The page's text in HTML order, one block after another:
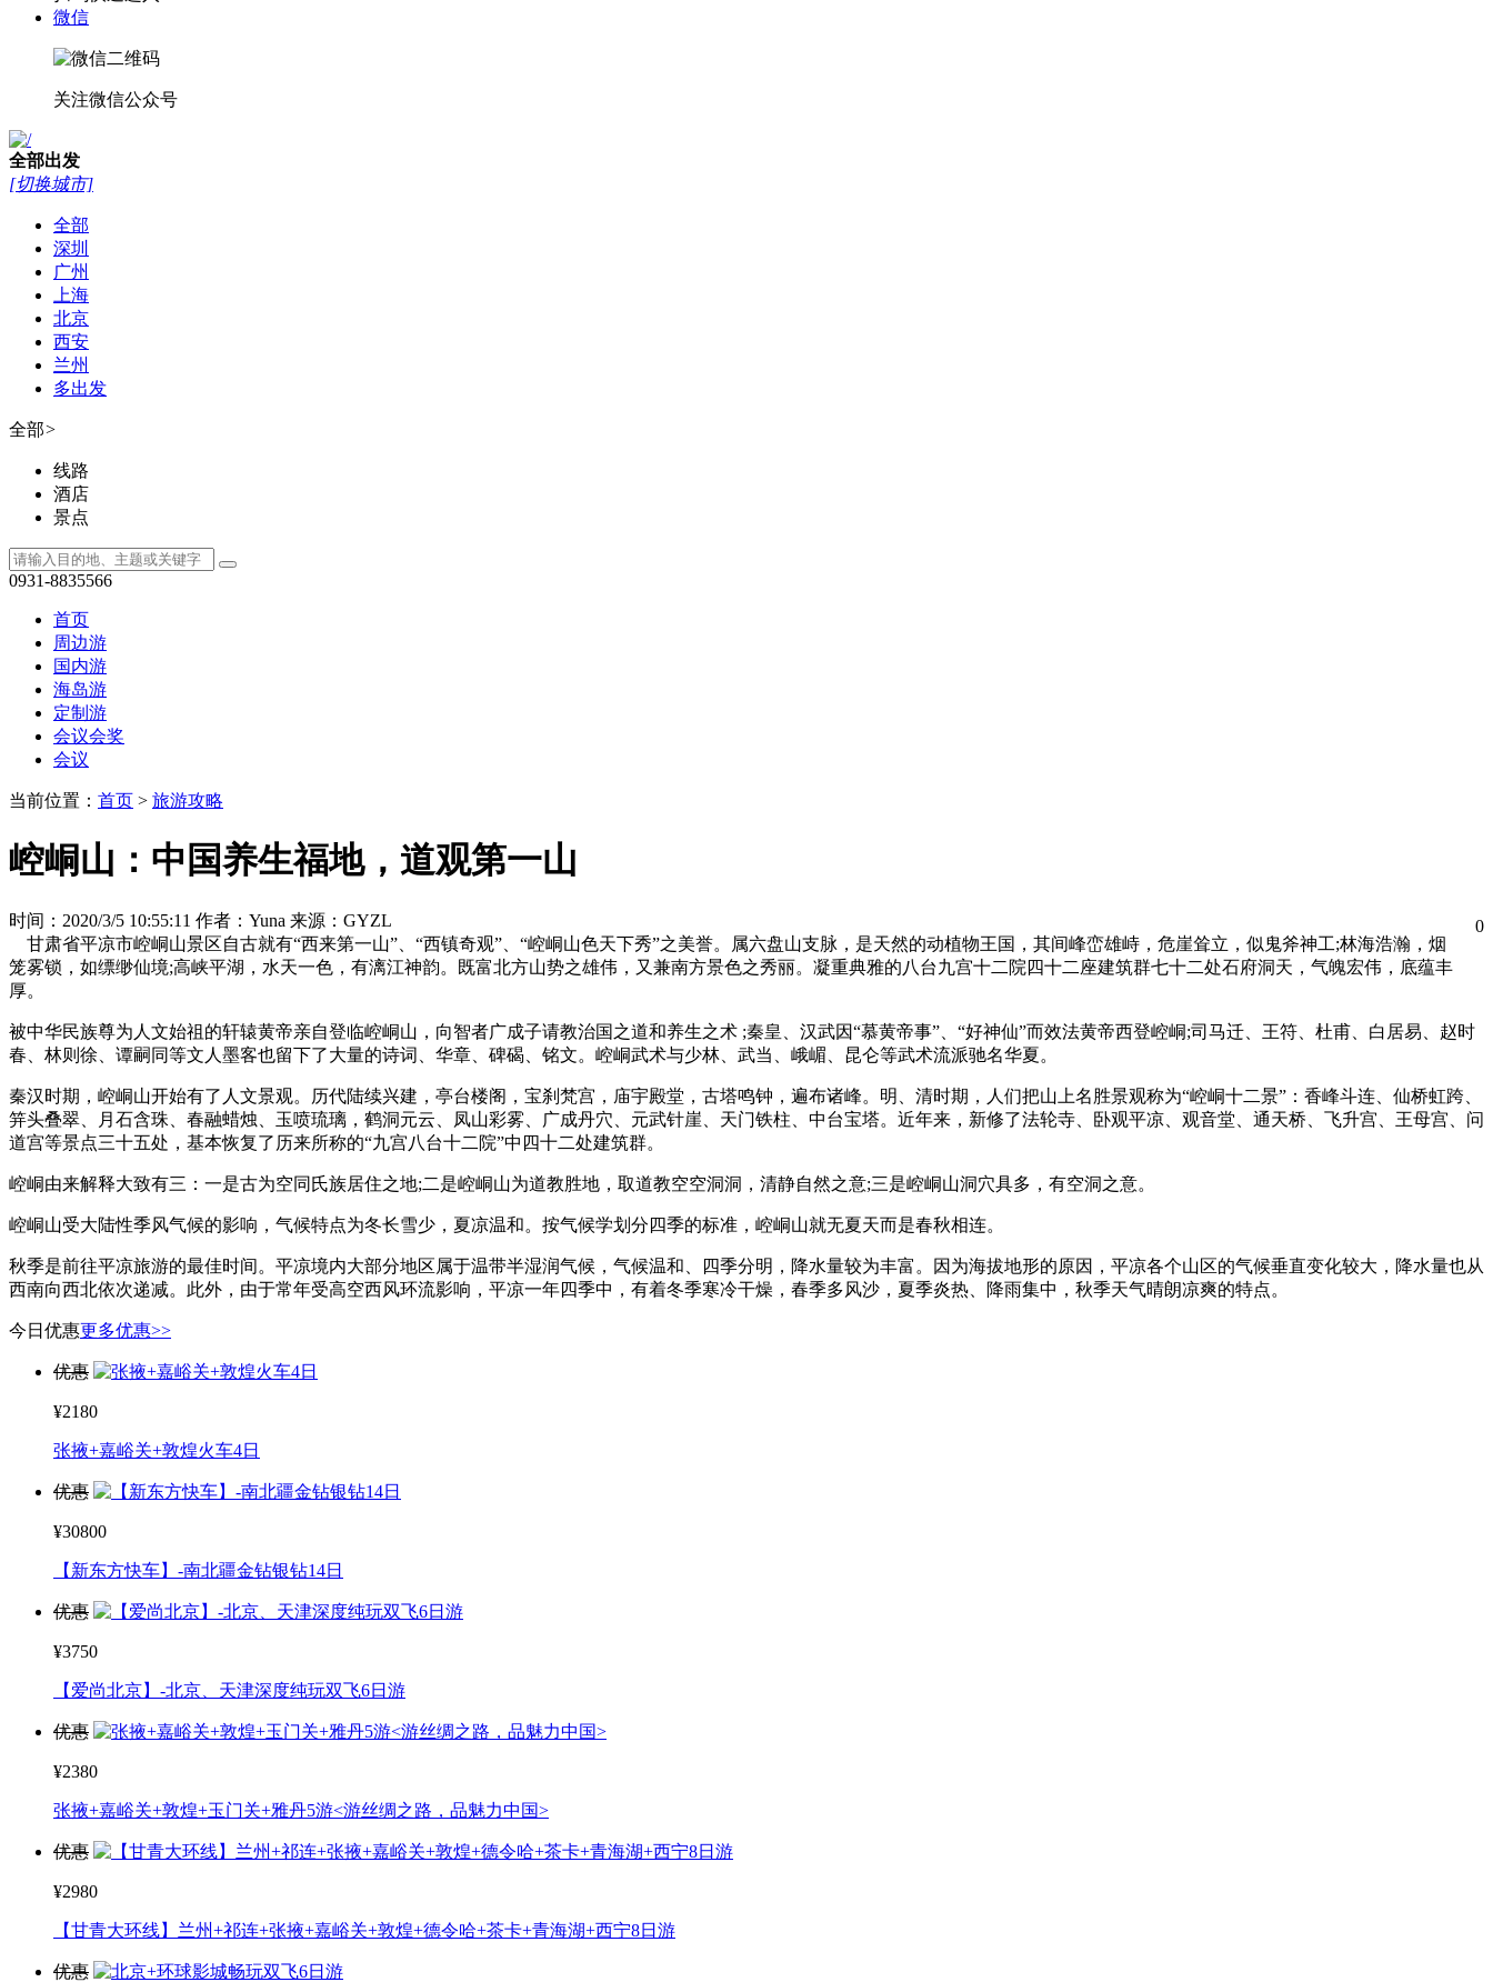
微信
关注微信公众号
全部出发
[切换城市]
全部
深圳
广州
上海
北京
西安
兰州
多出发
全部>
线路
酒店
景点
0931-8835566
首页
周边游
国内游
海岛游
定制游
会议会奖
会议
当前位置： 首页 > 旅游攻略
崆峒山：中国养生福地，道观第一山
时间：2020/3/5 10:55:11 作者：Yuna 来源：GYZL
0
甘肃省平凉市崆峒山景区自古就有“西来第一山”、“西镇奇观”、“崆峒山色天下秀”之美誉。属六盘山支脉，是天然的动植物王国，其间峰峦雄峙，危崖耸立，似鬼斧神工;林海浩瀚，烟
笼雾锁，如缥缈仙境;高峡平湖，水天一色，有漓江神韵。既富北方山势之雄伟，又兼南方景色之秀丽。凝重典雅的八台九宫十二院四十二座建筑群七十二处石府洞天，气魄宏伟，底蕴丰
厚。
被中华民族尊为人文始祖的轩辕黄帝亲自登临崆峒山，向智者广成子请教治国之道和养生之术 ;秦皇、汉武因“慕黄帝事”、“好神仙”而效法黄帝西登崆峒;司马迁、王符、杜甫、白居易、赵时
春、林则徐、谭嗣同等文人墨客也留下了大量的诗词、华章、碑碣、铭文。崆峒武术与少林、武当、峨嵋、昆仑等武术流派驰名华夏。
秦汉时期，崆峒山开始有了人文景观。历代陆续兴建，亭台楼阁，宝刹梵宫，庙宇殿堂，古塔鸣钟，遍布诸峰。明、清时期，人们把山上名胜景观称为“崆峒十二景”：香峰斗连、仙桥虹跨、
笄头叠翠、月石含珠、春融蜡烛、玉喷琉璃，鹤洞元云、凤山彩雾、广成丹穴、元武针崖、天门铁柱、中台宝塔。近年来，新修了法轮寺、卧观平凉、观音堂、通天桥、飞升宫、王母宫、问
道宫等景点三十五处，基本恢复了历来所称的“九宫八台十二院”中四十二处建筑群。
崆峒由来解释大致有三：一是古为空同氏族居住之地;二是崆峒山为道教胜地，取道教空空洞洞，清静自然之意;三是崆峒山洞穴具多，有空洞之意。
崆峒山受大陆性季风气候的影响，气候特点为冬长雪少，夏凉温和。按气候学划分四季的标准，崆峒山就无夏天而是春秋相连。
秋季是前往平凉旅游的最佳时间。平凉境内大部分地区属于温带半湿润气候，气候温和、四季分明，降水量较为丰富。因为海拔地形的原因，平凉各个山区的气候垂直变化较大，降水量也从
西南向西北依次递减。此外，由于常年受高空西风环流影响，平凉一年四季中，有着冬季寒冷干燥，春季多风沙，夏季炎热、降雨集中，秋季天气晴朗凉爽的特点。
今日优惠更多优惠>>
优惠
¥2180
张掖+嘉峪关+敦煌火车4日
优惠
¥30800
【新东方快车】-南北疆金钻银钻14日
优惠
¥3750
【爱尚北京】-北京、天津深度纯玩双飞6日游
优惠
¥2380
张掖+嘉峪关+敦煌+玉门关+雅丹5游<游丝绸之路，品魅力中国>
优惠
¥2980
【甘青大环线】兰州+祁连+张掖+嘉峪关+敦煌+德令哈+茶卡+青海湖+西宁8日游
优惠